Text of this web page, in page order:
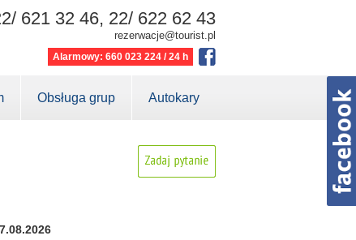
621 32 46, 22/ 622 62 43
rezerwacje@tourist.pl
Alarmowy: 660 023 224 / 24 h
Obsługa grup Autokary